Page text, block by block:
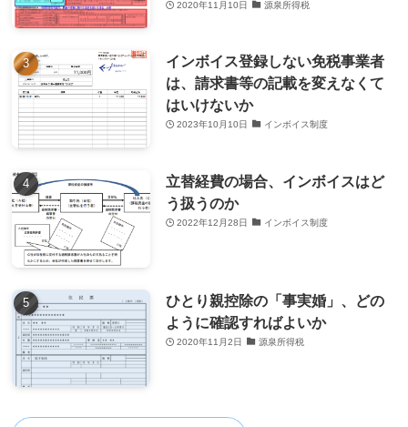
2020年11月10日 源泉所得税
インボイス登録しない免税事業者
は、請求書等の記載を変えなくて
はいけないか
2023年10月10日 インボイス制度
立替経費の場合、インボイスはど
う扱うのか
2022年12月28日 インボイス制度
ひとり親控除の「事実婚」、どの
ように確認すればよいか
2020年11月2日 源泉所得税